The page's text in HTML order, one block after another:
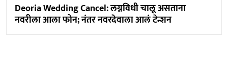
Deoria Wedding Cancel: लग्नविधी चालू असताना
नवरीला आला फोन; नंतर नवरदेवाला आलं टेन्शन